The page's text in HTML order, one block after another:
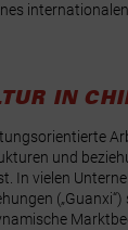
IN
und
In vielen
(„Guanxi“)